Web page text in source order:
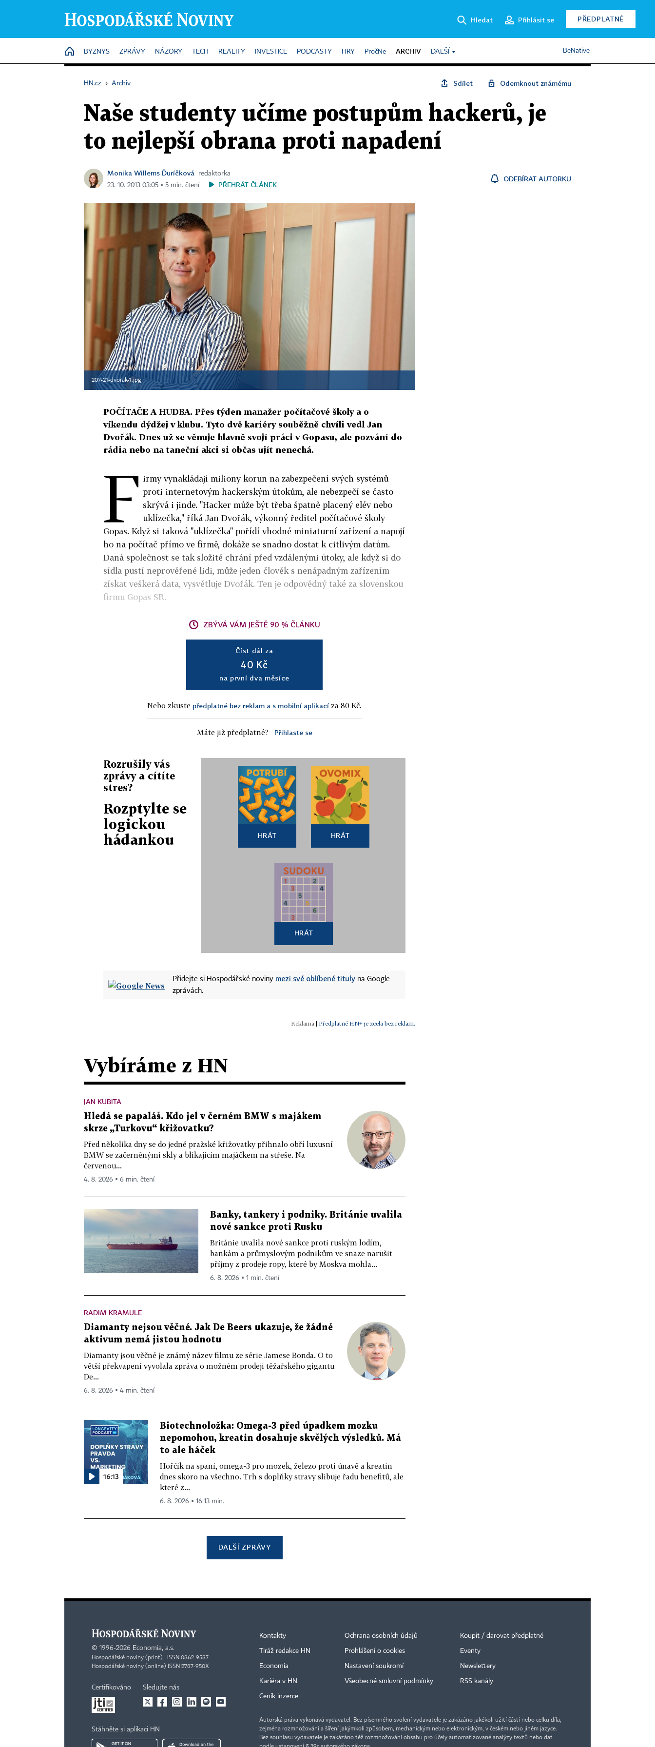
Hledat Přihlásit se PŘEDPLATNÉ
HOME
BYZNYS ZPRÁVY NÁZORY TECH REALITY INVESTICE PODCASTY HRY PročNe ARCHIV DALŠÍ BeNative
HN.cz › Archiv Sdílet Odemknout známému
Naše studenty učíme postupům hackerů, je
to nejlepší obrana proti napadení
Monika Willems Ďuríčková
redaktorka
23. 10. 2013 03:05 ▪ 5 min. čtení
PŘEHRÁT ČLÁNEK
ODEBÍRAT AUTORKU
207-21-dvorak-1.jpg
POČÍTAČE A HUDBA. Přes týden manažer počítačové školy a o
víkendu dýdžej v klubu. Tyto dvě kariéry souběžně chvíli vedl Jan
Dvořák. Dnes už se věnuje hlavně svojí práci v Gopasu, ale pozvání do
rádia nebo na taneční akci si občas ujít nenechá.
F irmy vynakládají miliony korun na zabezpečení svých systémů
proti internetovým hackerským útokům, ale nebezpečí se často
skrývá i jinde. "Hacker může být třeba špatně placený elév nebo
uklízečka," říká Jan Dvořák, výkonný ředitel počítačové školy
Gopas. Když si taková "uklízečka" pořídí vhodné miniaturní zařízení a napojí
ho na počítač přímo ve firmě, dokáže se snadno dostat k citlivým datům.
Daná společnost se tak složitě chrání před vzdálenými útoky, ale když si do
sídla pustí neprověřené lidi, může jeden člověk s nenápadným zařízením
získat veškerá data, vysvětluje Dvořák. Ten je odpovědný také za slovenskou
firmu Gopas SR.
ZBÝVÁ VÁM JEŠTĚ 90 % ČLÁNKU
Číst dál za
40 Kč
na první dva měsíce
Nebo zkuste předplatné bez reklam a s mobilní aplikací za 80 Kč.
Máte již předplatné? Přihlaste se
Rozrušily vás
zprávy a cítíte
stres?
Rozptylte se
logickou
hádankou
HRÁT HRÁT
HRÁT
Přidejte si Hospodářské noviny mezi své oblíbené tituly na Google
zprávách.
| Předplatné HN+ je zcela bez reklam.
Vybíráme z HN
JAN KUBITA
Hledá se papaláš. Kdo jel v černém BMW s majákem
skrze „Turkovu“ křižovatku?
Před několika dny se do jedné pražské křižovatky přihnalo obří luxusní
BMW se začerněnými skly a blikajícím majáčkem na střeše. Na
červenou...
4. 8. 2026 ▪ 6 min. čtení
Banky, tankery i podniky. Británie uvalila
nové sankce proti Rusku
Británie uvalila nové sankce proti ruským lodím,
bankám a průmyslovým podnikům ve snaze narušit
příjmy z prodeje ropy, které by Moskva mohla...
6. 8. 2026 ▪ 1 min. čtení
RADIM KRAMULE
Diamanty nejsou věčné. Jak De Beers ukazuje, že žádné
aktivum nemá jistou hodnotu
Diamanty jsou věčné je známý název filmu ze série Jamese Bonda. O to
větší překvapení vyvolala zpráva o možném prodeji těžařského gigantu
De...
6. 8. 2026 ▪ 4 min. čtení
16:13
Biotechnoložka: Omega-3 před úpadkem mozku
nepomohou, kreatin dosahuje skvělých výsledků. Má
to ale háček
Hořčík na spaní, omega-3 pro mozek, železo proti únavě a kreatin
dnes skoro na všechno. Trh s doplňky stravy slibuje řadu benefitů, ale
které z...
6. 8. 2026 ▪ 16:13 min.
DALŠÍ ZPRÁVY
© 1996-2026 Economia, a.s.
Hospodářské noviny (print) ISSN 0862-9587
Hospodářské noviny (online) ISSN 2787-950X
Certifikováno Sledujte nás
Stáhněte si aplikaci HN
Kontakty
Tiráž redakce HN
Economia
Kariéra v HN
Ceník inzerce
Ochrana osobních údajů
Prohlášení o cookies
Nastavení soukromí
Všeobecné smluvní podmínky
Koupit / darovat předplatné
Eventy
Newslettery
RSS kanály
Autorská práva vykonává vydavatel. Bez písemného svolení vydavatele je zakázáno jakékoli užití částí nebo celku díla,
zejména rozmnožování a šíření jakýmkoli způsobem, mechanickým nebo elektronickým, v českém nebo jiném jazyce.
Bez souhlasu vydavatele je zakázáno též rozmnožování obsahu pro účely automatizované analýzy textů nebo dat